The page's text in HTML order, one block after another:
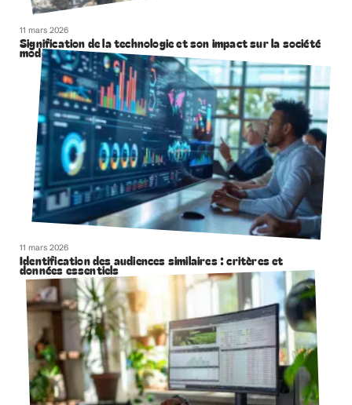
11 mars 2026
Signification de la technologie et son impact sur la société
moderne
11 mars 2026
Identification des audiences similaires : critères et
données essentiels